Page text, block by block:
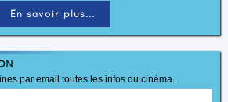
En savoir plus...
par email toutes les infos du cinéma.